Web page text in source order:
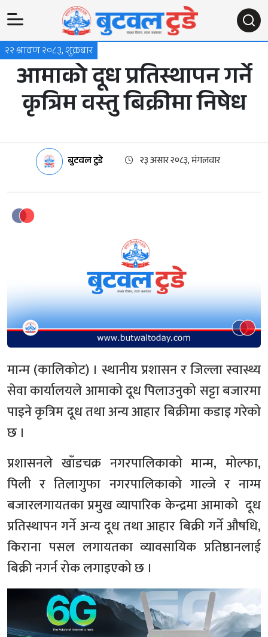
२२ श्रावण २०८३, शुक्रबार
आमाको दूध प्रतिस्थापन गर्ने
कृत्रिम वस्तु बिक्रीमा निषेध
बुटवल टुडे २३ असार २०८३, मंगलवार
मान्म (कालिकोट) । स्थानीय प्रशासन र जिल्ला स्वास्थ्य
सेवा कार्यालयले आमाको दूध पिलाउनुको सट्टा बजारमा
पाइने कृत्रिम दूध तथा अन्य आहार बिक्रीमा कडाइ गरेको
छ ।
प्रशासनले खाँडचक्र नगरपालिकाको मान्म, मोल्फा,
पिली र तिलागुफा नगरपालिकाको गाल्जे र नाग्म
बजारलगायतका प्रमुख व्यापारिक केन्द्रमा आमाको दूध
प्रतिस्थापन गर्ने अन्य दूध तथा आहार बिक्री गर्ने औषधि,
किराना पसल लगायतका व्यावसायिक प्रतिष्ठानलाई
बिक्री नगर्न रोक लगाइएको छ ।